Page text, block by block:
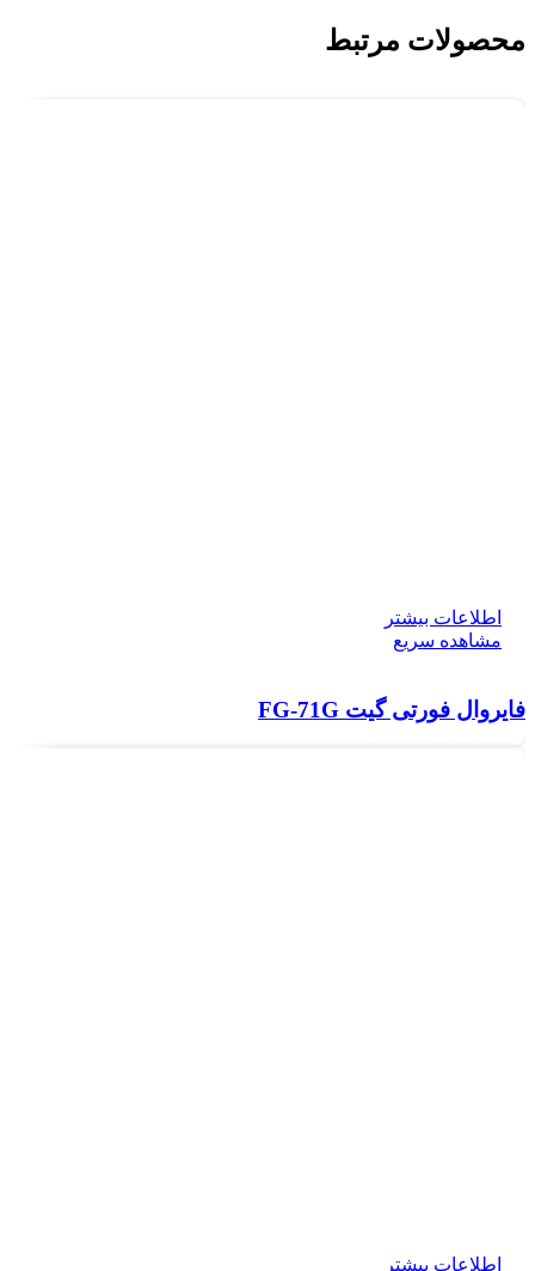
محصولات مرتبط
اطلاعات بیشتر
مشاهده سریع
فایروال فورتی گیت FG-71G
اطلاعات بیشتر